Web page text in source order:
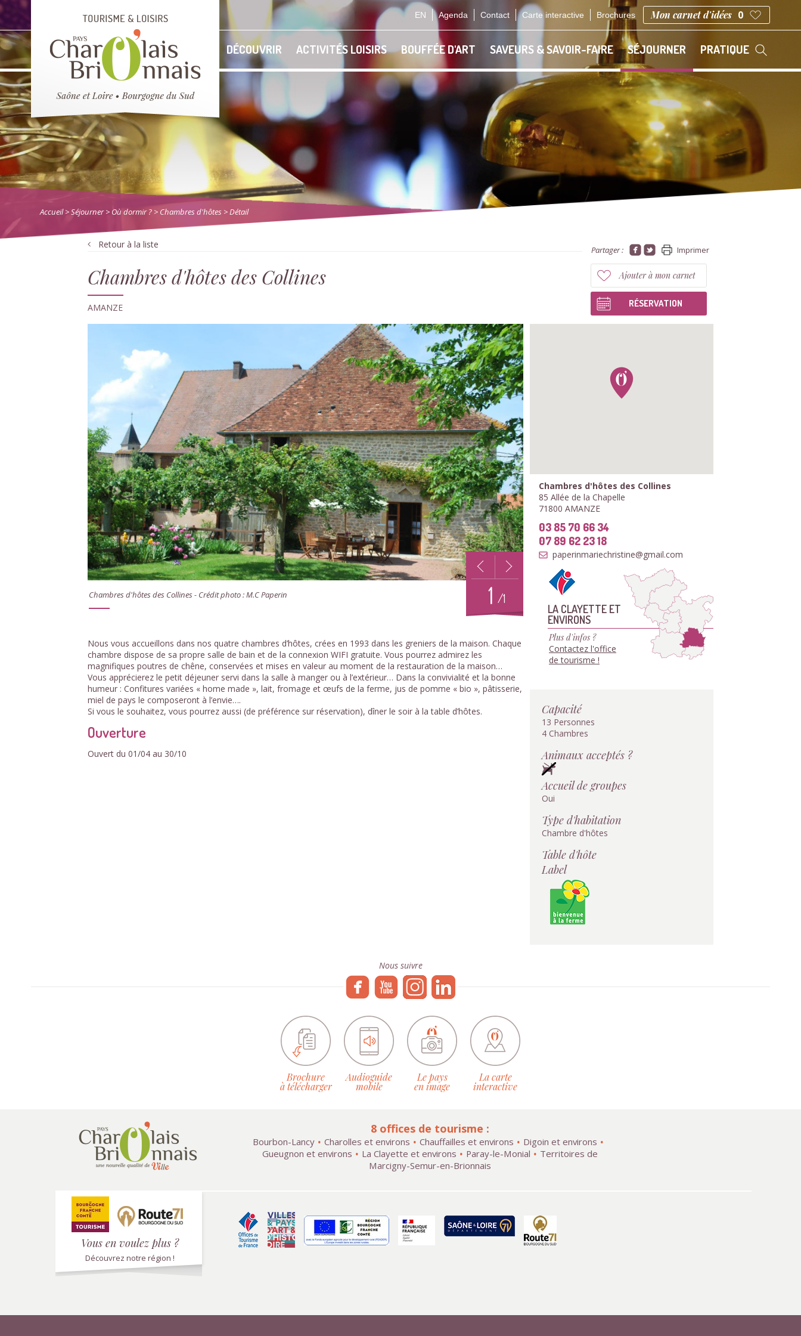
EN Agenda Contact Carte interactive Brochures Mon carnet d'idées 0
DÉCOUVRIR ACTIVITÉS LOISIRS BOUFFÉE D'ART SAVEURS & SAVOIR-FAIRE SÉJOURNER PRATIQUE
Accueil> Séjourner> Où dormir ? > Chambres d'hôtes > Détail
Retour à la liste Partager : Imprimer
Chambres d'hôtes des Collines
AMANZE
Ajouter à mon carnet
RÉSERVATION
Chambres d'hôtes des Collines - Crédit photo : M.C Paperin 1 /1
Nous vous accueillons dans nos quatre chambres d’hôtes, crées en 1993 dans les greniers de la maison. Chaque
chambre dispose de sa propre salle de bain et de la connexion WIFI gratuite. Vous pourrez admirez les
magnifiques poutres de chêne, conservées et mises en valeur au moment de la restauration de la maison…
Vous apprécierez le petit déjeuner servi dans la salle à manger ou à l’extérieur… Dans la convivialité et la bonne
humeur : Confitures variées « home made », lait, fromage et œufs de la ferme, jus de pomme « bio », pâtisserie,
miel de pays le composeront à l’envie….
Si vous le souhaitez, vous pourrez aussi (de préférence sur réservation), dîner le soir à la table d’hôtes.
Ouverture
Ouvert du 01/04 au 30/10
Chambres d'hôtes des Collines
85 Allée de la Chapelle
71800 AMANZE
03 85 70 66 34
07 89 62 23 18
paperinmariechristine@gmail.com
LA CLAYETTE ET
ENVIRONS
Plus d'infos ?
Contactez l'office
de tourisme !
Capacité
13 Personnes
4 Chambres
Animaux acceptés ?
Accueil de groupes
Oui
Type d'habitation
Chambre d'hôtes
Table d'hôte
Label
Nous suivre
Brochure
à télécharger
Audioguide
mobile
Le pays
en image
La carte
interactive
8 offices de tourisme :
Bourbon-Lancy Charolles et environs Chauffailles et environs
Digoin et environs
Gueugnon et environs
La Clayette et environs Paray-le-Monial
Territoires de
Marcigny-Semur-en-Brionnais
Vous en voulez plus ?
Découvrez notre région !